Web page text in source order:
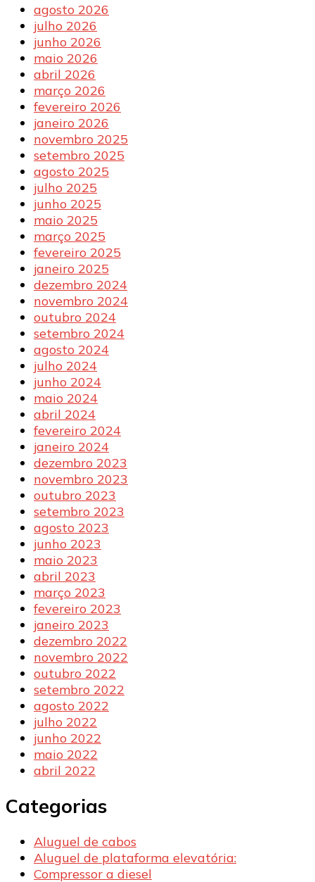
agosto 2026
julho 2026
junho 2026
maio 2026
abril 2026
março 2026
fevereiro 2026
janeiro 2026
novembro 2025
setembro 2025
agosto 2025
julho 2025
junho 2025
maio 2025
março 2025
fevereiro 2025
janeiro 2025
dezembro 2024
novembro 2024
outubro 2024
setembro 2024
agosto 2024
julho 2024
junho 2024
maio 2024
abril 2024
fevereiro 2024
janeiro 2024
dezembro 2023
novembro 2023
outubro 2023
setembro 2023
agosto 2023
junho 2023
maio 2023
abril 2023
março 2023
fevereiro 2023
janeiro 2023
dezembro 2022
novembro 2022
outubro 2022
setembro 2022
agosto 2022
julho 2022
junho 2022
maio 2022
abril 2022
Categorias
Aluguel de cabos
Aluguel de plataforma elevatória:
Compressor a diesel